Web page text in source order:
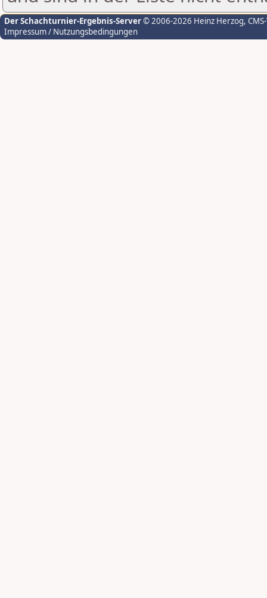
Der Schachturnier-Ergebnis-Server© 2006-2026 Heinz Herzog,
Impressum / Nutzungsbedingungen